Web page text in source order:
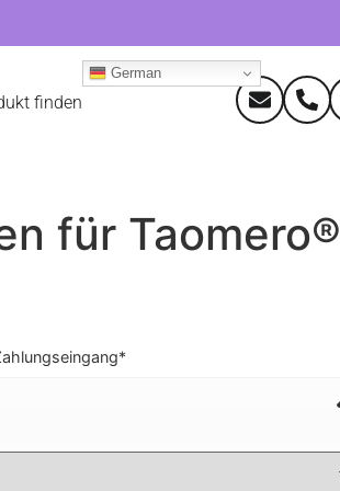
finden
German
für Taomero®